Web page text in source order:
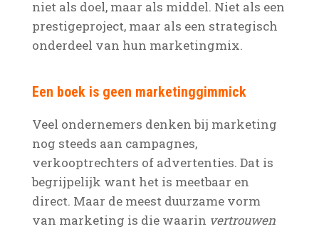
niet als doel, maar als middel. Niet als een
prestigeproject, maar als een strategisch
onderdeel van hun marketingmix.
Een boek is geen marketinggimmick
Veel ondernemers denken bij marketing
nog steeds aan campagnes,
verkooptrechters of advertenties. Dat is
begrijpelijk want het is meetbaar en
direct. Maar de meest duurzame vorm
van marketing is die waarin vertrouwen